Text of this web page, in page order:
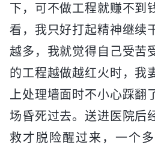
下，可不做工程就赚不到
看，我只好打起精神继续
越多，我就觉得自己受苦
的工程越做越红火时，我
上处理墙面时不小心踩翻
场昏死过去。送进医院后
救才脱险醒过来，一个